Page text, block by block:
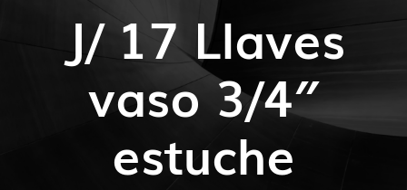
J/ 17 Llaves
vaso 3/4″
estuche